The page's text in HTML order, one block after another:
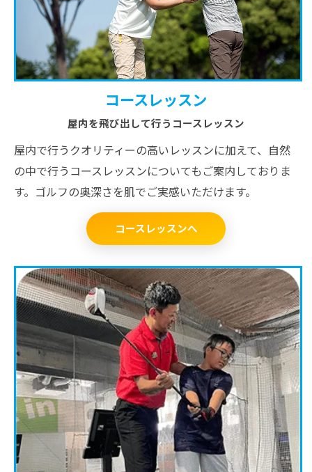
コースレッスン
屋内を飛び出して行うコースレッスン
屋内で行うクオリティーの高いレッスンに加えて、自然
の中で行うコースレッスンについてもご案内しておりま
す。ゴルフの奥深さを肌でご実感いただけます。
コースレッスンへ